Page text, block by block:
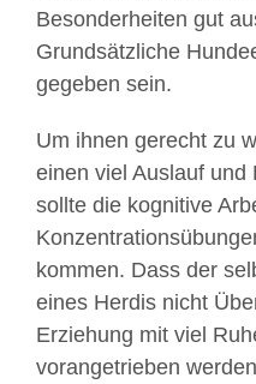
Besonderheiten gut
Grundsätzliche
gegeben sein.
Um ihnen gerecht zu
einen viel Auslauf und
sollte die kognitive
kommen. Dass der
eines Herdis nicht
Erziehung mit viel
vorangetrieben